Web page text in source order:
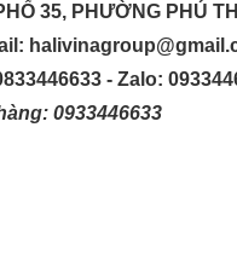
35, PHƯỜNG PHÚ
- Zalo:
0933446633